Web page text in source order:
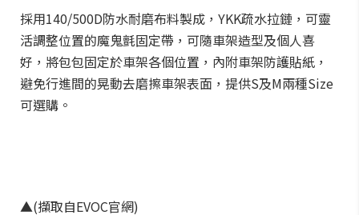
採用140/500D防水耐磨布料製成，YKK疏水拉鏈，可靈
活調整位置的魔鬼氈固定帶，可隨車架造型及個人喜
好，將包包固定於車架各個位置，內附車架防護貼紙，
避免行進間的晃動去磨擦車架表面，提供S及M兩種Size
可選購。
▲(擷取自EVOC官網)